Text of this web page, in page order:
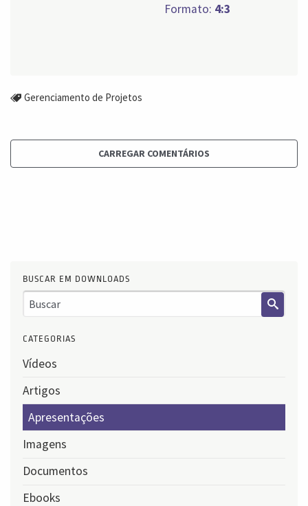
Formato: 4:3
Gerenciamento de Projetos
CARREGAR COMENTÁRIOS
BUSCAR EM DOWNLOADS
CATEGORIAS
Vídeos
Artigos
Apresentações
Imagens
Documentos
Ebooks